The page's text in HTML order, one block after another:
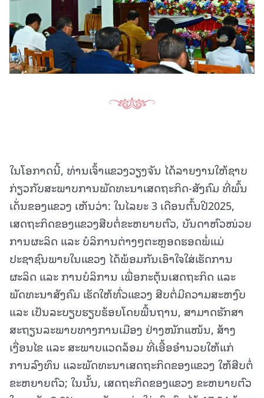
ໃນໂອກາດນີ້, ທ່ານເຈົ້າແຂວງວຽງຈັນ ໄດ້ລາຍງານໃຫ້ຊາບ
ກ່ຽວກັບສະພາບການພັດທະນາເສດຖະກິດ-ສັງຄົມ ທີ່ພົ້ນ
ເດັ່ນຂອງແຂວງ ເຫັນວ່າ: ໃນໄລຍະ 3 ເດືອນຕົ້ນປີ2025,
ເສດຖະກິດຂອງແຂວງສືບຕໍ່ຂະຫຍາຍຕົວ, ບັນດາຫົວໜ່ວຍ
ການຜະລິດ ແລະ ບໍລິການຕ່າງໆຕະຫຼອດຮອດພໍ່ແມ່
ປະຊາຊົນພາຍໃນແຂວງ ໄດ້ພ້ອມກັນເອົາໃຈໃສ່ເຮັດການ
ຜະລິດ ແລະ ການບໍລິການ ເພື່ອກະຕຸ້ນເສດຖະກິດ ແລະ
ພັດທະນາສັງຄົມ ເຮັດໃຫ້ທົ່ວແຂວງ ສືບຕໍ່ມີຄວາມສະຫງົບ
ແລະ ເປັນລະບຽບຮຽບຮ້ອຍໂດຍພື້ນຖານ, ສາມາດຮັກສາ
ສະຖຽນລະພາບທາງການເມືອງ ຢ່າງໜັກແໜ້ນ, ສ້າງ
ເງື່ອນໄຂ ແລະ ສະພາບແວດລ້ອມ ທີ່ເອື້ອອຳນວຍໃຫ້ແກ່
ການລົງທຶນ ແລະພັດທະນາເສດຖະກິດຂອງແຂວງ ໃຫ້ສືບຕໍ່
ຂະຫຍາຍຕົວ; ໃນນັ້ນ, ເສດຖະກິດຂອງແຂວງ ຂະຫຍາຍຕົວ